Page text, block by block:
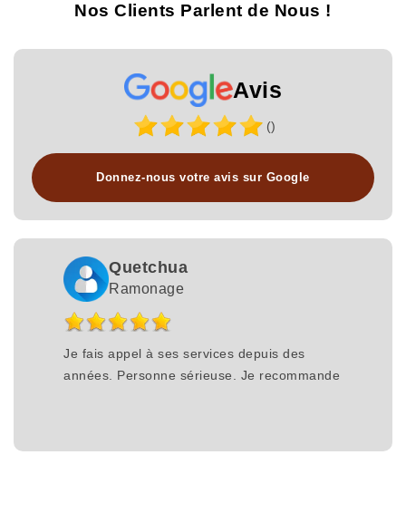
Nos Clients Parlent de Nous !
Avis
()
Donnez-nous votre avis sur Google
Quetchua
Ramonage
Je fais appel à ses services depuis des
années. Personne sérieuse. Je recommande